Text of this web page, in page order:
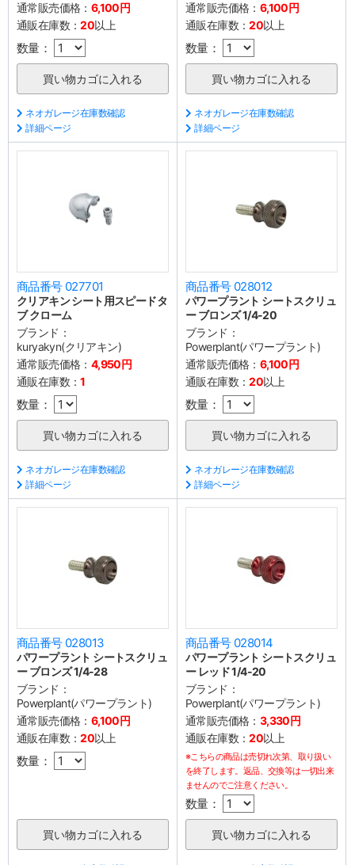
通常販売価格： 6,100円
通販在庫数：20以上
数量：
ネオガレージ在庫数確認
詳細ページ
通常販売価格： 6,100円
通販在庫数：20以上
数量：
ネオガレージ在庫数確認
詳細ページ
商品番号 027701
クリアキン シート用スピードタ
ブ クローム
ブランド：
kuryakyn(クリアキン)
通常販売価格： 4,950円
通販在庫数：1
数量：
ネオガレージ在庫数確認
詳細ページ
商品番号 028012
パワープラント シートスクリュ
ー ブロンズ 1/4-20
ブランド：
Powerplant(パワープラント)
通常販売価格： 6,100円
通販在庫数：20以上
数量：
ネオガレージ在庫数確認
詳細ページ
商品番号 028013
パワープラント シートスクリュ
ー ブロンズ 1/4-28
ブランド：
Powerplant(パワープラント)
通常販売価格： 6,100円
通販在庫数：20以上
数量：
商品番号 028014
パワープラント シートスクリュ
ー レッド 1/4-20
ブランド：
Powerplant(パワープラント)
通常販売価格： 3,330円
通販在庫数：20以上
※こちらの商品は売切れ次第、取り扱い
を終了します。返品、交換等は一切出来
ませんのでご注意ください。
数量：